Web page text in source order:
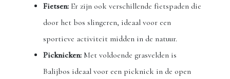
Fietsen: Er zijn ook verschillende fietspaden die
door het bos slingeren, ideaal voor een
sportieve activiteit midden in de natuur.
Picknicken: Met voldoende grasvelden is
Balijbos ideaal voor een picknick in de open